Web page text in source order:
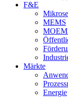
F&E
MEMS
Märkte
Energie